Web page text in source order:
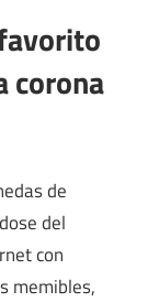
corona
de
del
con
memibles,